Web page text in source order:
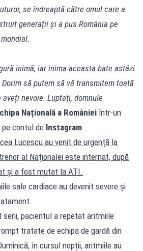
se îndreaptă către omul care a
generații și a pus România pe
inimă, iar inima aceasta bate astăzi
să putem să vă transmitem toată
nevoie. Luptați, domnule
Națională a României într-un
contul de Instagram.
Lucescu au venit de urgență la
al Naționalei este internat, după
și a fost mutat la ATI.
sale cardiace au devenit severe și
serii, pacientul a repetat aritmiile
tratate de echipa de gardă din
în cursul nopții, aritmiile au